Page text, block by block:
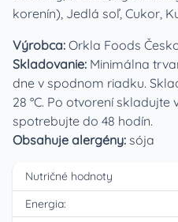
korenín), Jedlá soľ, Cukor,
Výrobca: Orkla Foods
Skladovanie: Minimálna
dne v spodnom riadku.
28 °C. Po otvorení skladujte
spotrebujte do 48 hodín.
Obsahuje alergény: sója
Nutričné hodnoty
Energia: